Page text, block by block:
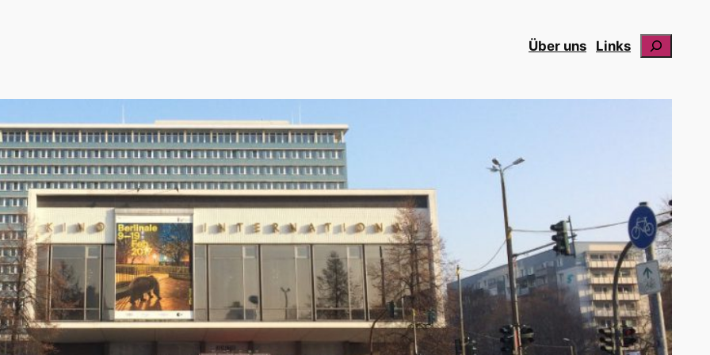
Über uns Links Suchen